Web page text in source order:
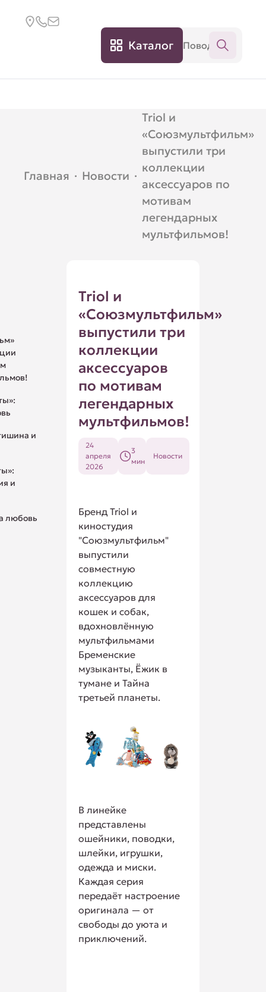
Каталог
Главная · Новости ·
Triol и
«Союзмультфильм»
выпустили три
коллекции
аксессуаров по
мотивам
легендарных
мультфильмов!
Triol и
«Союзмультфильм»
выпустили три
коллекции
аксессуаров
по мотивам
легендарных
мультфильмов!
24
апреля
2026
3
мин
Новости
и
и
любовь
Бренд Triol и
киностудия
"Союзмультфильм"
выпустили
совместную
коллекцию
аксессуаров для
кошек и собак,
вдохновлённую
мультфильмами
Бременские
музыканты, Ёжик в
тумане и Тайна
третьей планеты.
В линейке
представлены
ошейники, поводки,
шлейки, игрушки,
одежда и миски.
Каждая серия
передаёт настроение
оригинала — от
свободы до уюта и
приключений.